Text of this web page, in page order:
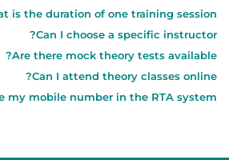
is the duration of one training session?
Can I choose a specific instructor?
Are there mock theory tests available?
Can I attend theory classes online?
my mobile number in the RTA system?